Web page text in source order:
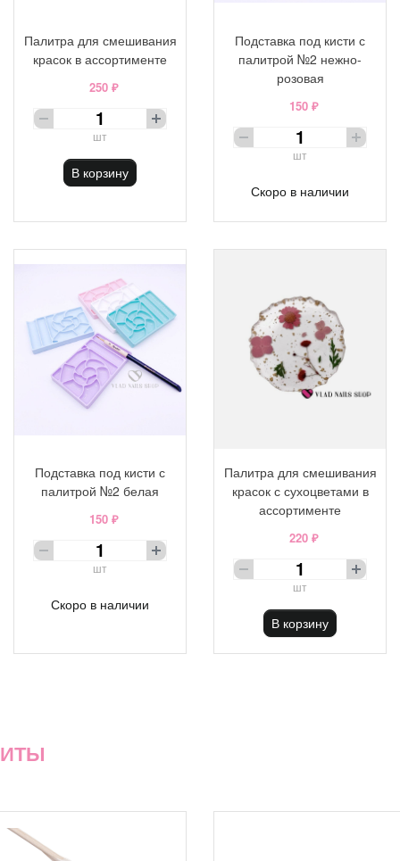
Палитра для смешивания
красок в ассортименте
250 ₽
шт
В корзину
Подставка под кисти с
палитрой №2 нежно-
розовая
150 ₽
шт
Скоро в наличии
Подставка под кисти с
палитрой №2 белая
150 ₽
шт
Скоро в наличии
Палитра для смешивания
красок с сухоцветами в
ассортименте
220 ₽
шт
В корзину